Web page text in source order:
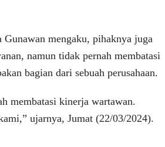
mengaku, pihaknya juga
namun tidak pernah membatasi
bagian dari sebuah perusahaan.
membatasi kinerja wartawan.
ujarnya, Jumat (22/03/2024).